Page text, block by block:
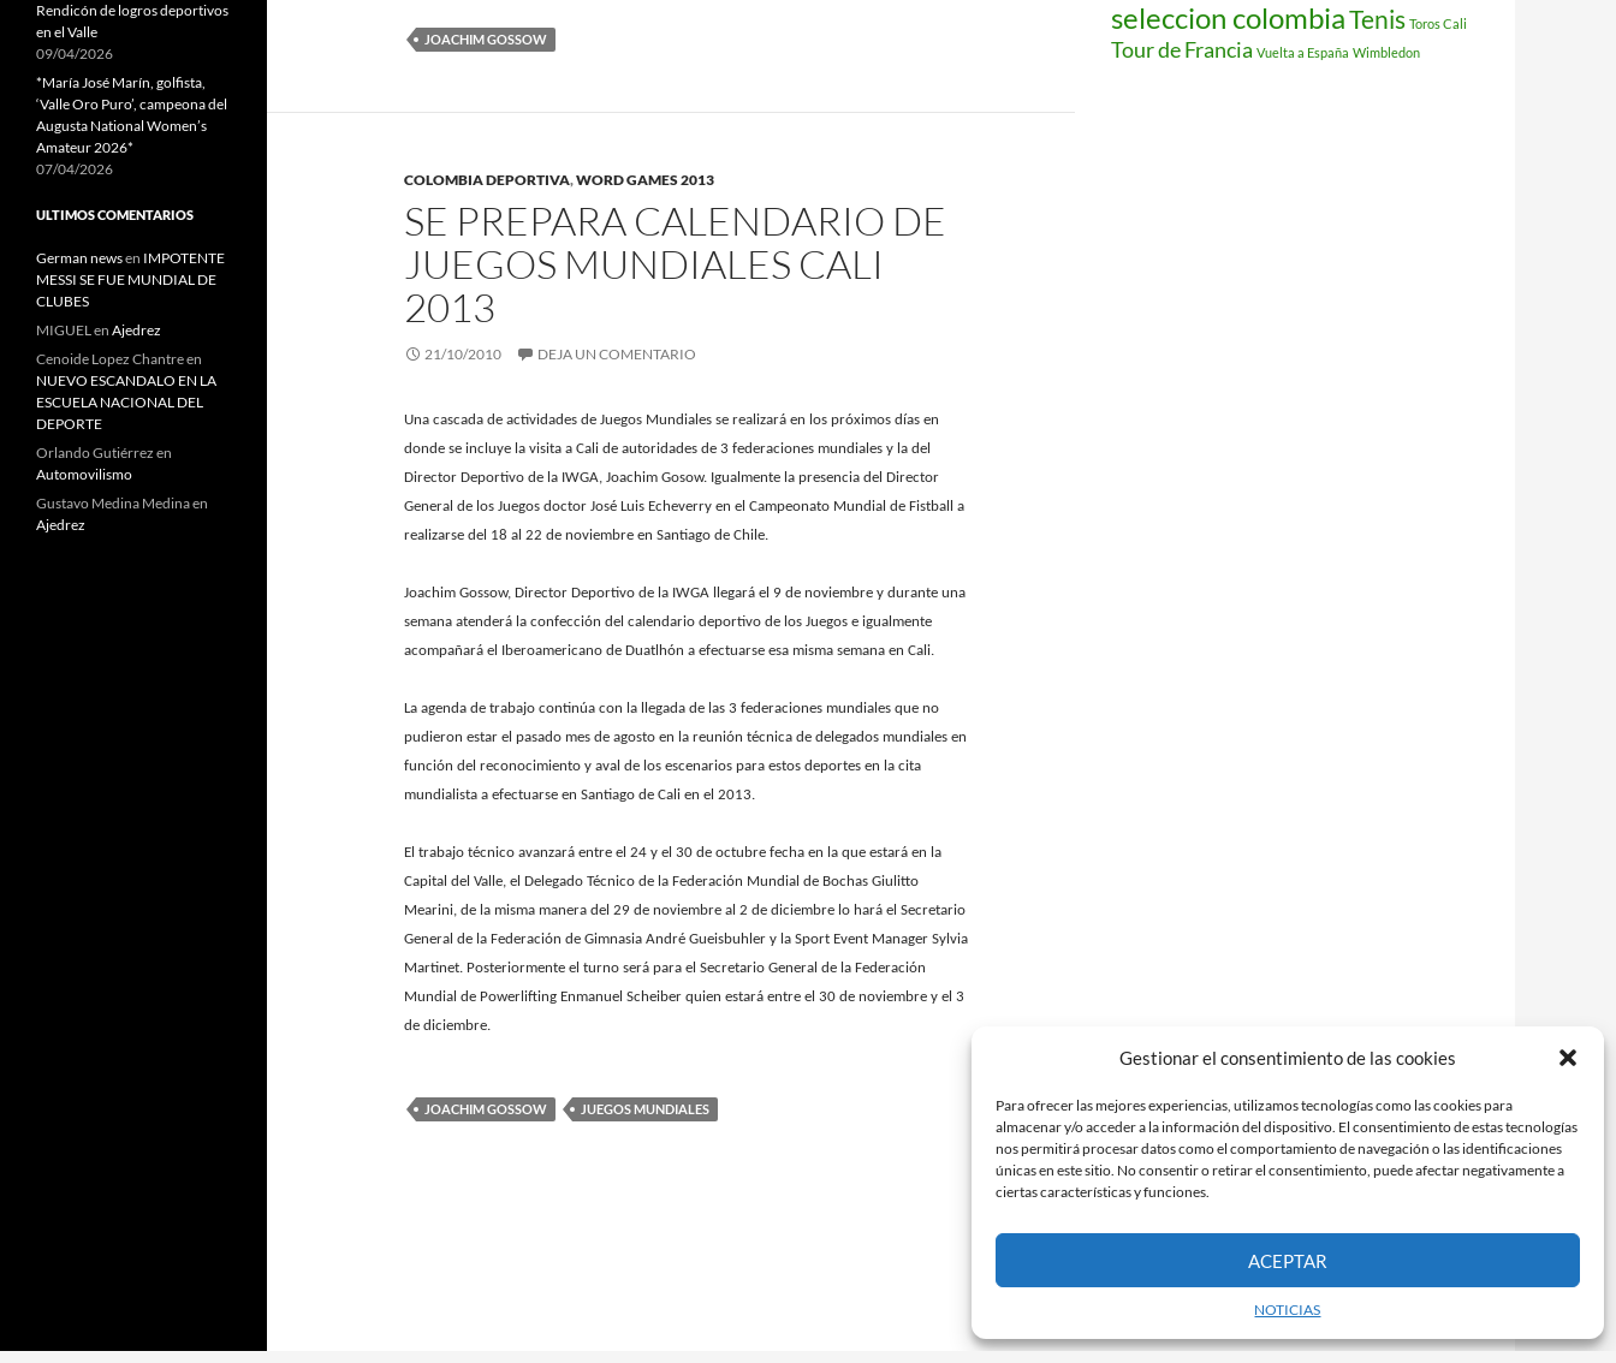
Gestionar el consentimiento de las cookies
Para ofrecer las mejores experiencias, utilizamos tecnologías como las cookies para
almacenar y/o acceder a la información del dispositivo. El consentimiento de estas tecnologías
nos permitirá procesar datos como el comportamiento de navegación o las identificaciones
únicas en este sitio. No consentir o retirar el consentimiento, puede afectar negativamente a
ciertas características y funciones.
ACEPTAR
NOTICIAS
JOACHIM GOSSOW
COLOMBIA DEPORTIVA,WORD GAMES 2013
SE PREPARA CALENDARIO DE
JUEGOS MUNDIALES CALI
2013
21/10/2010 DEJA UN COMENTARIO
Una cascada de actividades de Juegos Mundiales se realizará en los próximos días en
donde se incluye la visita a Cali de autoridades de 3 federaciones mundiales y la del
Director Deportivo de la IWGA, Joachim Gosow. Igualmente la presencia del Director
General de los Juegos doctor José Luis Echeverry en el Campeonato Mundial de Fistball a
realizarse del 18 al 22 de noviembre en Santiago de Chile.
Joachim Gossow, Director Deportivo de la IWGA llegará el 9 de noviembre y durante una
semana atenderá la confección del calendario deportivo de los Juegos e igualmente
acompañará el Iberoamericano de Duatlhón a efectuarse esa misma semana en Cali.
La agenda de trabajo continúa con la llegada de las 3 federaciones mundiales que no
pudieron estar el pasado mes de agosto en la reunión técnica de delegados mundiales en
función del reconocimiento y aval de los escenarios para estos deportes en la cita
mundialista a efectuarse en Santiago de Cali en el 2013.
El trabajo técnico avanzará entre el 24 y el 30 de octubre fecha en la que estará en la
Capital del Valle, el Delegado Técnico de la Federación Mundial de Bochas Giulitto
Mearini, de la misma manera del 29 de noviembre al 2 de diciembre lo hará el Secretario
General de la Federación de Gimnasia André Gueisbuhler y la Sport Event Manager Sylvia
Martinet. Posteriormente el turno será para el Secretario General de la Federación
Mundial de Powerlifting Enmanuel Scheiber quien estará entre el 30 de noviembre y el 3
de diciembre.
JOACHIM GOSSOW JUEGOS MUNDIALES
seleccion colombiaTenis Toros Cali
Tour de Francia Vuelta a España Wimbledon
Rendicón de logros deportivos
en el Valle
09/04/2026
*María José Marín, golfista,
‘Valle Oro Puro’, campeona del
Augusta National Women’s
Amateur 2026*
07/04/2026
ULTIMOS COMENTARIOS
German newsen IMPOTENTE
MESSI SE FUE MUNDIAL DE
CLUBES
MIGUELen Ajedrez
Cenoide Lopez Chantreen
NUEVO ESCANDALO EN LA
ESCUELA NACIONAL DEL
DEPORTE
Orlando Gutiérrez en
Automovilismo
Gustavo Medina Medinaen
Ajedrez